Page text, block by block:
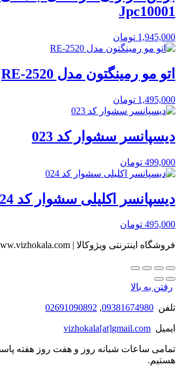
Jpc10001
1,945,000 تومان
اتو مو رمینگتون مدل RE-2520
1,495,000 تومان
دیسپانسر سشوار کد 023
499,000 تومان
دیسپانسر اکلیلی سشوار کد 024
495,000 تومان
فروشگاه اینترنتی ویژوکالا | www.vizhokala.com
رفتن به بالا
تلفن 09381674980
,
02691090892
ایمیل vizhokala[at]gmail.com
تمامی ساعات شبانه روز و هفت روز هفته
هستیم.